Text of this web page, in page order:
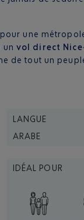
une
un vol direct
de tout un
LANGUE
ARABE
IDÉAL POUR